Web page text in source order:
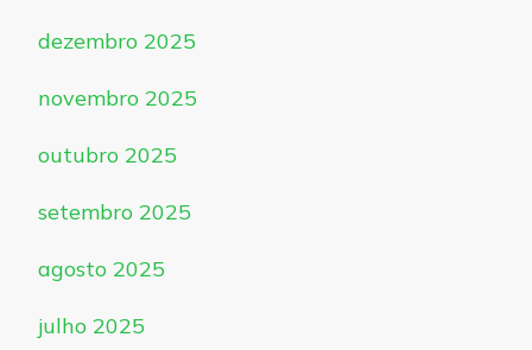
dezembro 2025
novembro 2025
outubro 2025
setembro 2025
agosto 2025
julho 2025